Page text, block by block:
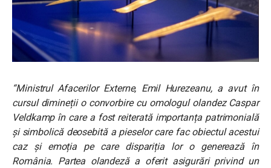
“Ministrul Afacerilor Externe, Emil Hurezeanu, a avut în
cursul dimineții o convorbire cu omologul olandez Caspar
Veldkamp în care a fost reiterată importanța patrimonială
și simbolică deosebită a pieselor care fac obiectul acestui
caz și emoția pe care dispariția lor o generează în
România. Partea olandeză a oferit asigurări privind un